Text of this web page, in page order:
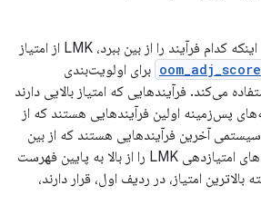
برای تصمیم‌گیری در مورد اینکه کدام فرآیند را از بین ببرد، LMK از امتیاز
oom_adj_score برای اولویت‌بندی
می‌کند. فرآیندهایی که امتیاز بالایی دارند
پس‌زمینه اولین فرآیندهایی هستند که از
آخرین فرآیندهایی هستند که از بین
می‌روند. جدول زیر دسته‌های امتیازدهی LMK را از بالا به پایین فهرست
امتیاز، در ردیف اول، قرار دارند،